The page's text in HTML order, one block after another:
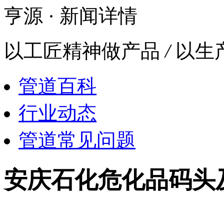
亨源 · 新闻详情
以工匠精神做产品/以生
管道百科
行业动态
管道常见问题
安庆石化危化品码